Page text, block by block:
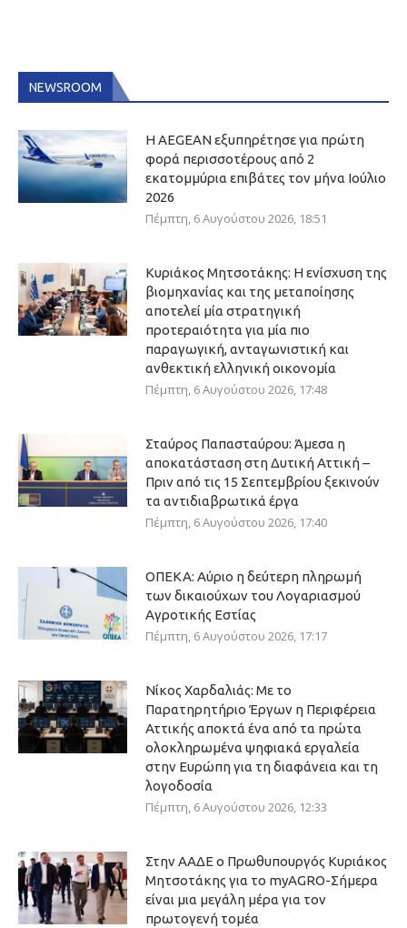
NEWSROOM
Η AEGEAN εξυπηρέτησε για πρώτη
φορά περισσοτέρους από 2
εκατομμύρια επιβάτες τον μήνα Ιούλιο
2026
Πέμπτη, 6 Αυγούστου 2026, 18:51
Κυριάκος Μητσοτάκης: Η ενίσχυση της
βιομηχανίας και της μεταποίησης
αποτελεί μία στρατηγική
προτεραιότητα για μία πιο
παραγωγική, ανταγωνιστική και
ανθεκτική ελληνική οικονομία
Πέμπτη, 6 Αυγούστου 2026, 17:48
Σταύρος Παπασταύρου: Άμεσα η
αποκατάσταση στη Δυτική Αττική –
Πριν από τις 15 Σεπτεμβρίου ξεκινούν
τα αντιδιαβρωτικά έργα
Πέμπτη, 6 Αυγούστου 2026, 17:40
ΟΠΕΚΑ: Αύριο η δεύτερη πληρωμή
των δικαιούχων του Λογαριασμού
Αγροτικής Εστίας
Πέμπτη, 6 Αυγούστου 2026, 17:17
Νίκος Χαρδαλιάς: Με το
Παρατηρητήριο Έργων η Περιφέρεια
Αττικής αποκτά ένα από τα πρώτα
ολοκληρωμένα ψηφιακά εργαλεία
στην Ευρώπη για τη διαφάνεια και τη
λογοδοσία
Πέμπτη, 6 Αυγούστου 2026, 12:33
Στην ΑΑΔΕ ο Πρωθυπουργός Κυριάκος
Μητσοτάκης για το myAGRO-Σήμερα
είναι μια μεγάλη μέρα για τον
πρωτογενή τομέα